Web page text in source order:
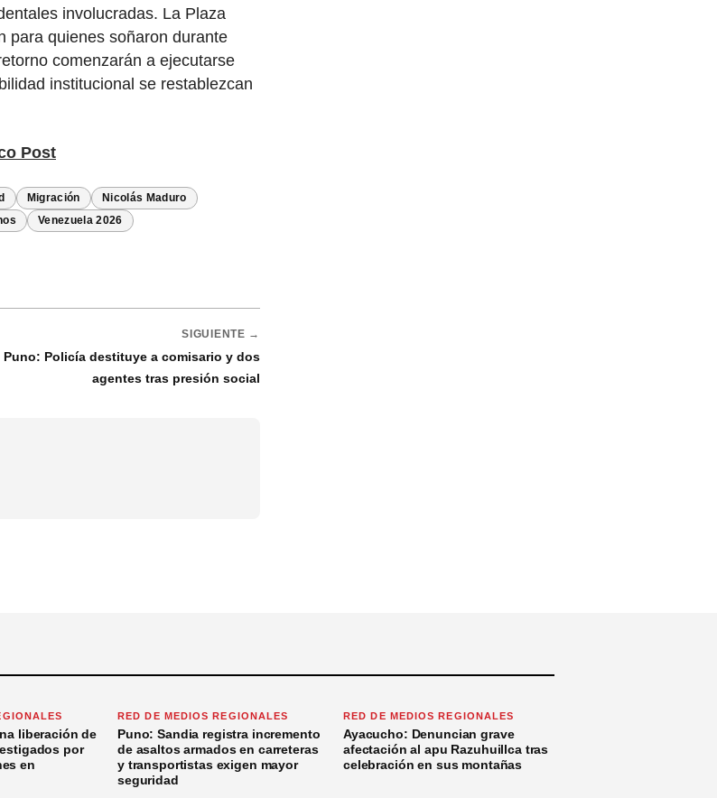
involucradas. La Plaza
para quienes soñaron durante
comenzarán a ejecutarse
institucional se restablezcan
Post
Migración Nicolás Maduro
Venezuela 2026
SIGUIENTE →
Puno: Policía destituye a comisario y dos
agentes tras presión social
liberación de
por
en
RED DE MEDIOS REGIONALES
Puno: Sandia registra incremento
de asaltos armados en carreteras
y transportistas exigen mayor
seguridad
RED DE MEDIOS REGIONALES
Ayacucho: Denuncian grave
afectación al apu Razuhuillca tras
celebración en sus montañas